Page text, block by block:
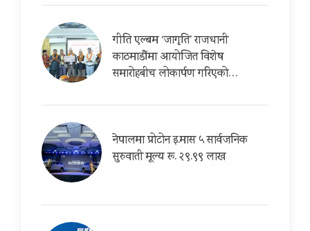
गीति एल्बम ‘जागृति’ राजधानी
काठमाडौंमा आयोजित विशेष
समारोहबीच लोकार्पण गरिएको…
नेपालमा प्रोटोन इ.मास ५ सार्वजनिक
सुरुवाती मूल्य रू. २९.९९ लाख